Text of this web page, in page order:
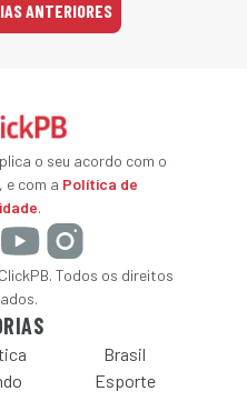
ANTERIORES
o seu acordo com o
, e com a Política de
.
Todos os direitos
Brasil
Esporte